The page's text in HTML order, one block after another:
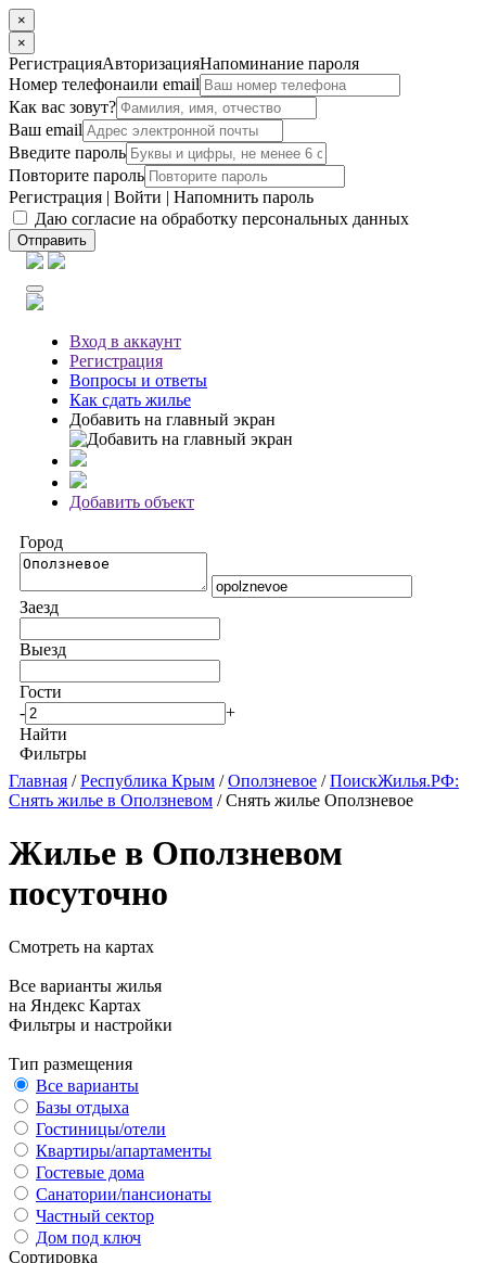
×
×
РегистрацияАвторизацияНапоминание пароля
Номер телефонаили email
Как вас зовут?
Ваш email
Введите пароль
Повторите пароль
Регистрация | Войти | Напомнить пароль
Даю согласие на обработку персональных данных
Отправить
Вход в аккаунт
Регистрация
Вопросы и ответы
Как сдать жилье
Добавить на главный экран
Добавить объект
Город
Заезд
Выезд
Гости
-
+
Найти
Фильтры
Главная /Республика Крым /Оползневое /ПоискЖилья.РФ:
Снять жилье в Оползневом / Снять жилье Оползневое
Жилье в Оползневом
посуточно
Смотреть на картах
Все варианты жилья
на Яндекс Картах
Фильтры и настройки
Тип размещения
Все варианты
Базы отдыха
Гостиницы/отели
Квартиры/апартаменты
Гостевые дома
Санатории/пансионаты
Частный сектор
Дом под ключ
Сортировка